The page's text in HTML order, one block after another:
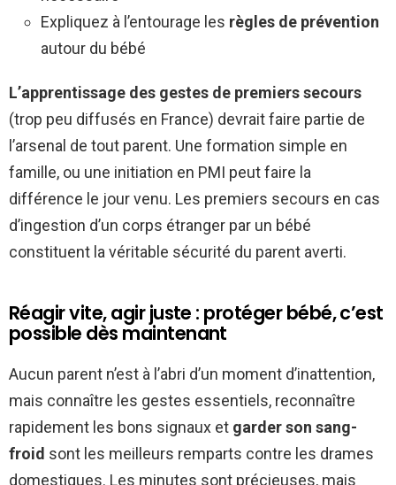
Expliquez à l’entourage les règles de prévention
autour du bébé
L’apprentissage des gestes de premiers secours
(trop peu diffusés en France) devrait faire partie de
l’arsenal de tout parent. Une formation simple en
famille, ou une initiation en PMI peut faire la
différence le jour venu. Les premiers secours en cas
d’ingestion d’un corps étranger par un bébé
constituent la véritable sécurité du parent averti.
Réagir vite, agir juste : protéger bébé, c’est
possible dès maintenant
Aucun parent n’est à l’abri d’un moment d’inattention,
mais connaître les gestes essentiels, reconnaître
rapidement les bons signaux et garder son sang-
froid sont les meilleurs remparts contre les drames
domestiques. Les minutes sont précieuses, mais